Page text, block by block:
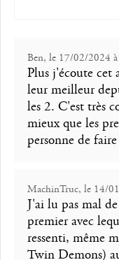
Ben, le 17/02/2024
Plus j'écoute cet
leur meilleur
les 2. C'est très
mieux que les
personne de
MachinTruc, le 14/
J'ai lu pas mal
premier avec
ressenti, même
Twin Demons)